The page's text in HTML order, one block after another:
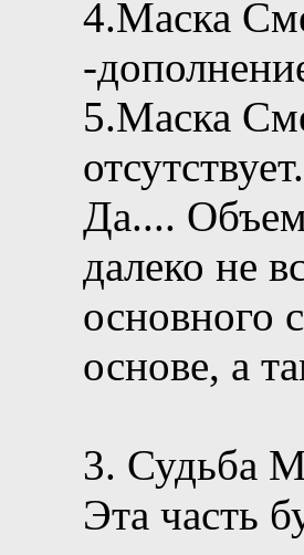
4.Маска
-
5.Маска
отсутствует.
Да....
далеко не
основного
основе, а
3. Судьба
Эта часть